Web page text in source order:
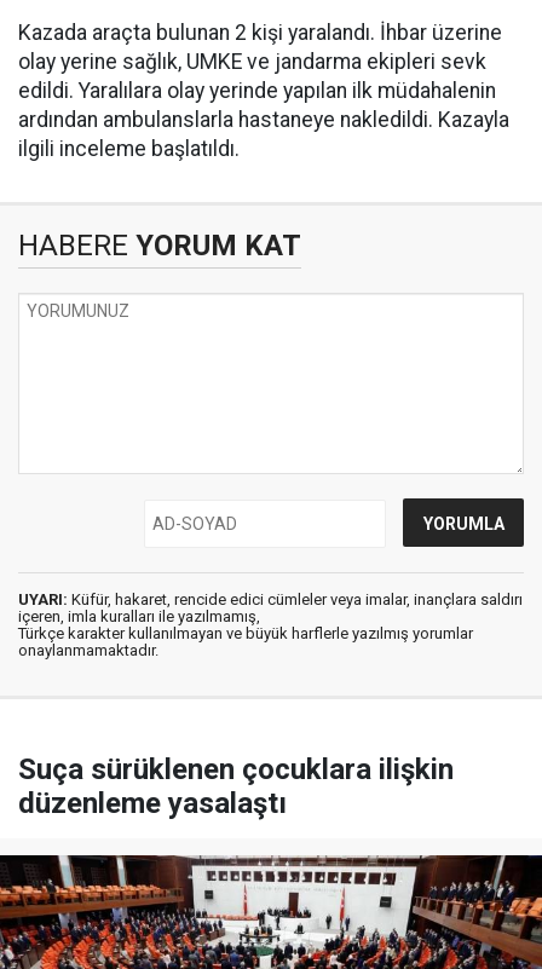
Kazada araçta bulunan 2 kişi yaralandı. İhbar üzerine
olay yerine sağlık, UMKE ve jandarma ekipleri sevk
edildi. Yaralılara olay yerinde yapılan ilk müdahalenin
ardından ambulanslarla hastaneye nakledildi. Kazayla
ilgili inceleme başlatıldı.
HABERE YORUM KAT
UYARI: Küfür, hakaret, rencide edici cümleler veya imalar, inançlara saldırı
içeren, imla kuralları ile yazılmamış,
Türkçe karakter kullanılmayan ve büyük harflerle yazılmış yorumlar
onaylanmamaktadır.
Suça sürüklenen çocuklara ilişkin
düzenleme yasalaştı